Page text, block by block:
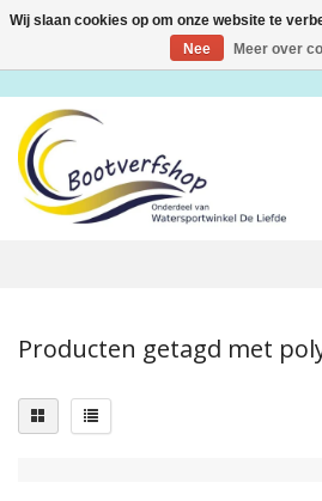
Toggle
Producten getagd met
Wij slaan cookies op om onze website te
Nee
Meer over